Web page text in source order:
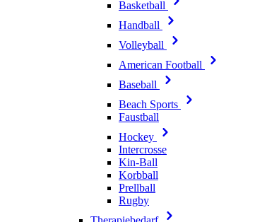
Basketball
Handball
Volleyball
American Football
Baseball
Beach Sports
Faustball
Hockey
Intercrosse
Kin-Ball
Korbball
Prellball
Rugby